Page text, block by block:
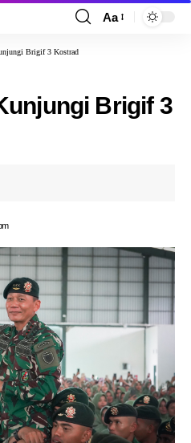
Aa
Brigif 3 Kostrad
Brigif 3